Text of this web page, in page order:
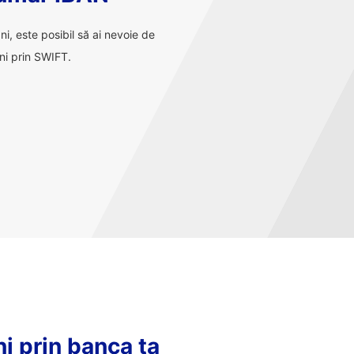
este posibil să ai nevoie de
prin SWIFT.
prin banca ta